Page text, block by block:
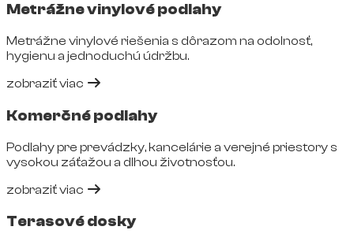
Metrážne vinylové podlahy
Metrážne vinylové riešenia s dôrazom na odolnosť,
hygienu a jednoduchú údržbu.
zobraziť viac
Komerčné podlahy
Podlahy pre prevádzky, kancelárie a verejné priestory s
vysokou záťažou a dlhou životnosťou.
zobraziť viac
Terasové dosky